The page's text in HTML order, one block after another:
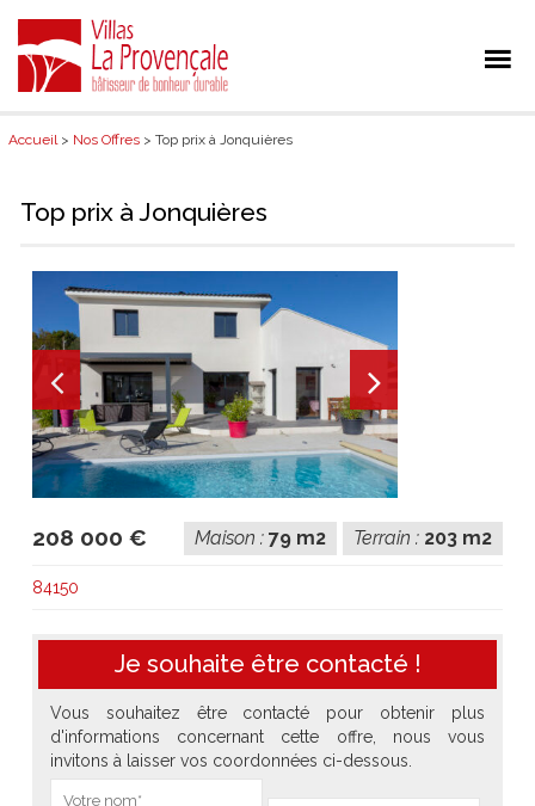
Accueil> Nos Offres > Top prix à Jonquières
Top prix à Jonquières
208 000 € Terrain : 203 m2
Maison : 79 m2
84150
Je souhaite être contacté !
Vous souhaitez être contacté pour obtenir plus
d'informations concernant cette offre, nous vous
invitons à laisser vos coordonnées ci-dessous.